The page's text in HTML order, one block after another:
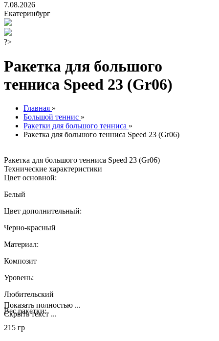
7.08.2026
Екатеринбург
?>
Ракетка для большого
тенниса Speed 23 (Gr06)
Главная »
Большой теннис »
Ракетки для большого тенниса »
Ракетка для большого тенниса Speed 23 (Gr06)
Ракетка для большого тенниса Speed 23 (Gr06)
Технические характеристики
Цвет основной:
Белый
Цвет дополнительный:
Черно-красный
Материал:
Композит
Уровень:
Любительский
Вес ракетки:
215 гр
Показать полностью ...
Скрыть текст ...